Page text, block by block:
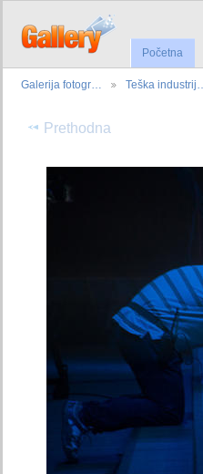
Početna
Galerija fotogr… Teška industrij…
Prethodna